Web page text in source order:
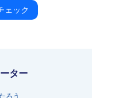
ェック
ター